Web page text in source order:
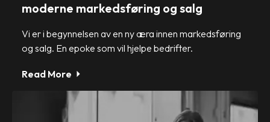
moderne markedsføring og salg
Vi er i begynnelsen av en ny æra innen markedsføring
og salg. En epoke som vil hjelpe bedrifter.
Read More